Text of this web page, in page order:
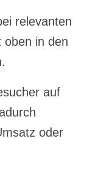
relevanten
oben in den
auf
oder